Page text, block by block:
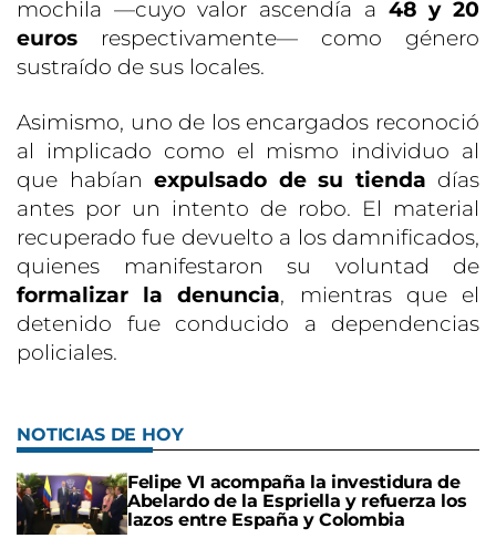
mochila —cuyo valor ascendía a 48 y 20
euros respectivamente— como género
sustraído de sus locales.
Asimismo, uno de los encargados reconoció
al implicado como el mismo individuo al
que habían expulsado de su tienda días
antes por un intento de robo. El material
recuperado fue devuelto a los damnificados,
quienes manifestaron su voluntad de
formalizar la denuncia, mientras que el
detenido fue conducido a dependencias
policiales.
NOTICIAS DE HOY
Felipe VI acompaña la investidura de
Abelardo de la Espriella y refuerza los
lazos entre España y Colombia